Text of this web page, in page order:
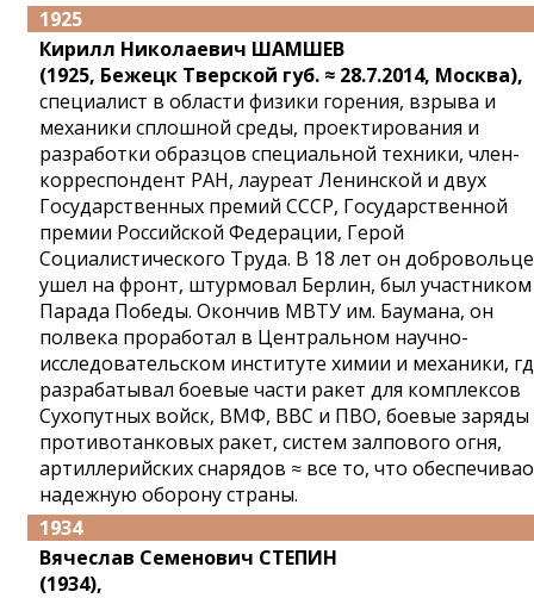
1925
Кирилл Николаевич ШАМШЕВ
(1925, Бежецк Тверской губ. ≈ 28.7.2014, Москва),
специалист в области физики горения, взрыва и
механики сплошной среды, проектирования и
разработки образцов специальной техники, член-
корреспондент РАН, лауреат Ленинской и двух
Государственных премий СССР, Государственной
премии Российской Федерации, Герой
Социалистического Труда. В 18 лет он
ушел на фронт, штурмовал Берлин, был участником
Парада Победы. Окончив МВТУ им. Баумана, он
полвека проработал в Центральном научно-
исследовательском институте химии и механики,
разрабатывал боевые части ракет для комплексов
Сухопутных войск, ВМФ, ВВС и ПВО, боевые заряды
противотанковых ракет, систем залпового огня,
артиллерийских снарядов ≈ все то, что обеспечивао
надежную оборону страны.
1934
Вячеслав Семенович СТЕПИН
(1934),